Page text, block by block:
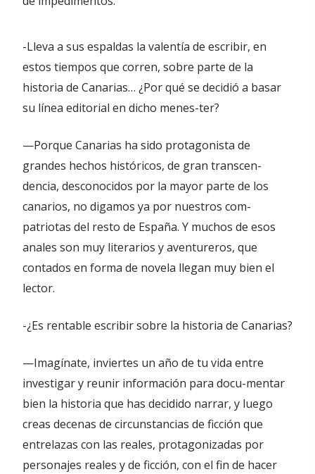
-Lleva a sus espaldas la valentía de escribir, en
estos tiempos que corren, sobre parte de la
historia de Canarias… ¿Por qué se decidió a basar
su línea editorial en dicho menes-ter?
—Porque Canarias ha sido protagonista de
grandes hechos históricos, de gran transcen-
dencia, desconocidos por la mayor parte de los
canarios, no digamos ya por nuestros com-
patriotas del resto de España. Y muchos de esos
anales son muy literarios y aventureros, que
contados en forma de novela llegan muy bien el
lector.
-¿Es rentable escribir sobre la historia de Canarias?
—Imagínate, inviertes un año de tu vida entre
investigar y reunir información para docu-mentar
bien la historia que has decidido narrar, y luego
creas decenas de circunstancias de ficción que
entrelazas con las reales, protagonizadas por
personajes reales y de ficción, con el fin de hacer